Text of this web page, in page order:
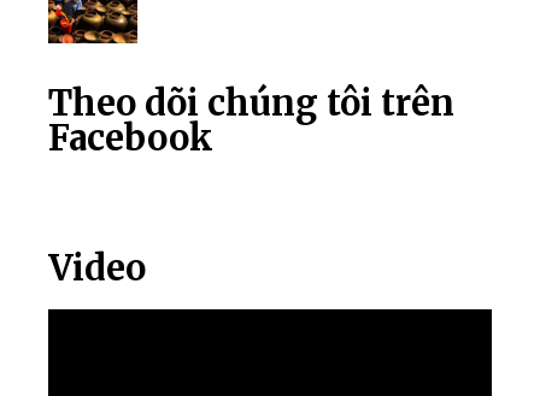
Theo dõi chúng tôi trên
Facebook
Video